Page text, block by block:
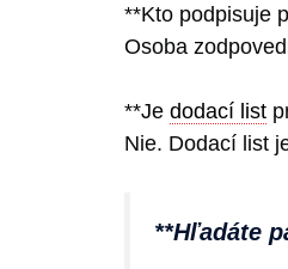
**Kto podpisuje
Osoba
**Je dodací list
Nie. Dodací list
**Hľadáte